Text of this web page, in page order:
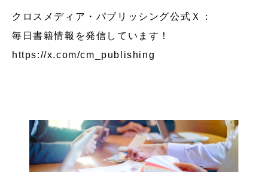
クロスメディア・パブリッシング公式Ｘ：
毎日書籍情報を発信しています！
https://x.com/cm_publishing